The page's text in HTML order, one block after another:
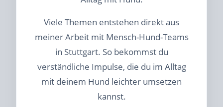
Viele Themen entstehen direkt aus
meiner Arbeit mit Mensch-Hund-Teams
in Stuttgart. So bekommst du
verständliche Impulse, die du im Alltag
mit deinem Hund leichter umsetzen
kannst.